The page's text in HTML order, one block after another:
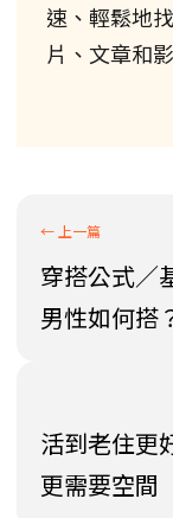
速、輕鬆地
片、文章和
穿搭公式／
男性如何搭
活到老住更
更需要空間